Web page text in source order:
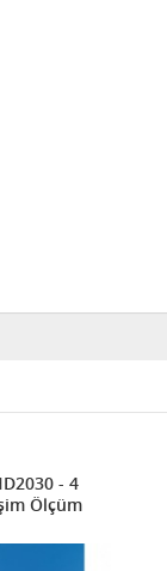
- 4
Ölçüm